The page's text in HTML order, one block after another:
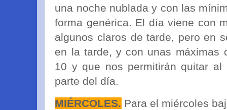
una noche nublada y con las
forma genérica. El día viene con
algunos claros de tarde, pero en
en la tarde, y con unas máximas
10 y que nos permitirán quitar
parte del día.
MIÉRCOLES. Para el miércoles